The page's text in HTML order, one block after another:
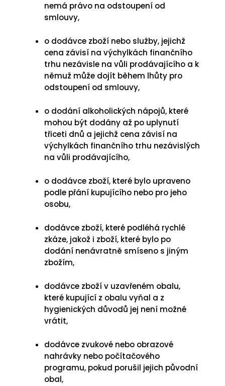
nemá právo na odstoupení od
smlouvy,
o dodávce zboží nebo služby, jejichž
cena závisí na výchylkách finančního
trhu nezávisle na vůli prodávajícího a k
němuž může dojít během lhůty pro
odstoupení od smlouvy,
o dodání alkoholických nápojů, které
mohou být dodány až po uplynutí
třiceti dnů a jejichž cena závisí na
výchylkách finančního trhu nezávislých
na vůli prodávajícího,
o dodávce zboží, které bylo upraveno
podle přání kupujícího nebo pro jeho
osobu,
dodávce zboží, které podléhá rychlé
zkáze, jakož i zboží, které bylo po
dodání nenávratně smíseno s jiným
zbožím,
dodávce zboží v uzavřeném obalu,
které kupující z obalu vyňal a z
hygienických důvodů jej není možné
vrátit,
dodávce zvukové nebo obrazové
nahrávky nebo počítačového
programu, pokud porušil jejich původní
obal,